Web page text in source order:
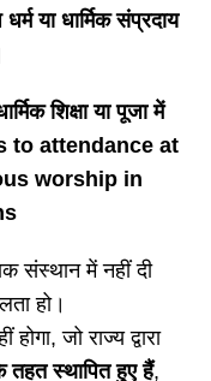
या धार्मिक संप्रदाय
शिक्षा या पूजा में
to attendance at
worship in
संस्थान में नहीं दी
हो।
जो राज्य द्वारा
तहत स्थापित हुए हैं,